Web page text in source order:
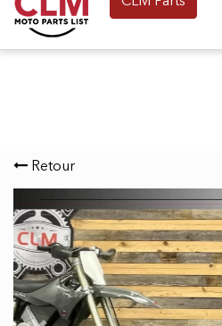
Faites
265 Montée de la baie, Pointe-
Retour
Previous
15 990 $
STARK FUTURE
60 H.P @ 80 H.P
FLAMBANT